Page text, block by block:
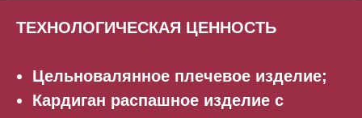
ТЕХНОЛОГИЧЕСКАЯ ЦЕННОСТЬ
Цельновалянное плечевое изделие;
Кардиган распашное изделие с